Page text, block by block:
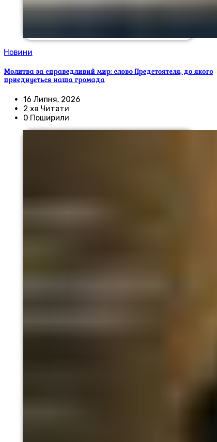
Новини
Молитва за справедливий мир: слово Предстоятеля, до якого
приєднується наша громада
16 Липня, 2026
2 хв Читати
0 Поширили